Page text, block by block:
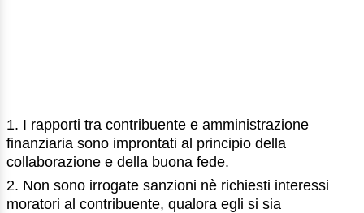
1. I rapporti tra contribuente e amministrazione
finanziaria sono improntati al principio della
collaborazione e della buona fede.
2. Non sono irrogate sanzioni nè richiesti interessi
moratori al contribuente, qualora egli si sia